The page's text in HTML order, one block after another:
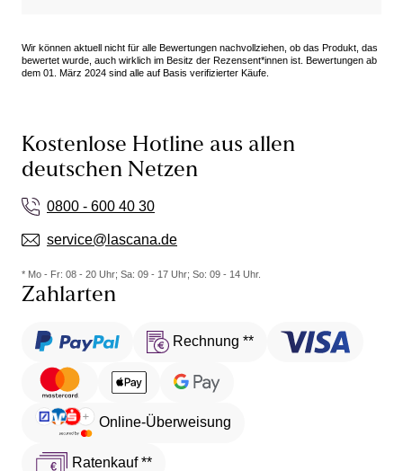
Wir können aktuell nicht für alle Bewertungen nachvollziehen, ob das Produkt, das
bewertet wurde, auch wirklich im Besitz der Rezensent*innen ist. Bewertungen ab
dem 01. März 2024 sind alle auf Basis verifizierter Käufe.
Kostenlose Hotline aus allen
deutschen Netzen
0800 - 600 40 30
service@lascana.de
* Mo - Fr: 08 - 20 Uhr; Sa: 09 - 17 Uhr; So: 09 - 14 Uhr.
Zahlarten
Rechnung **
Online-Überweisung
Ratenkauf **